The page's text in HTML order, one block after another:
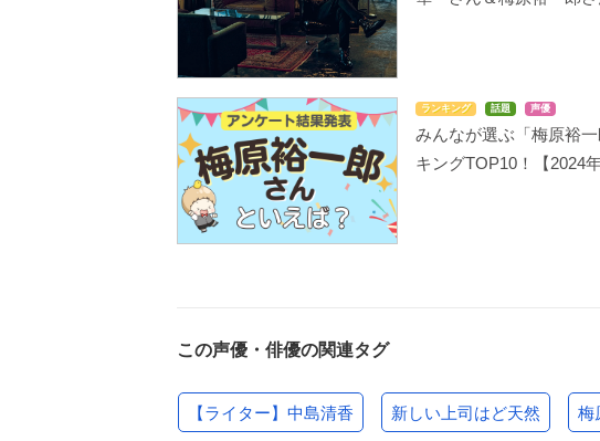
ランキング 話題 声優
みんなが選ぶ「梅原裕
キングTOP10！【2024年
この声優・俳優の関連タグ
【ライター】中島清香 新しい上司はど天然 梅